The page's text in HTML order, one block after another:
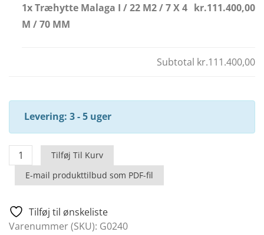
1x Træhytte Malaga I / 22 M2 / 7 X 4
M / 70 MM
kr.111.400,00
Subtotal kr.111.400,00
Levering: 3 - 5 uger
Træhytte
Malaga
22
M2
Tilføj Til Kurv
E-mail produkttilbud som PDF-fil
Tilføj til ønskeliste
Varenummer (SKU): G0240